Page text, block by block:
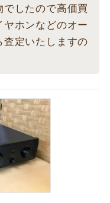
でしたので高価買
ホンなどのオー
査定いたしますの